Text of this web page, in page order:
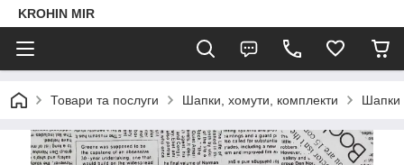
KROHIN MIR
Товари та послуги Шапки, хомути, комплекти Шапки